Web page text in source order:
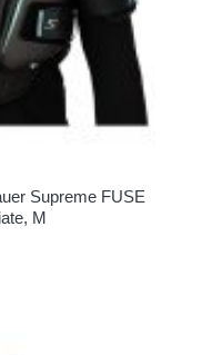
Supreme FUSE
M